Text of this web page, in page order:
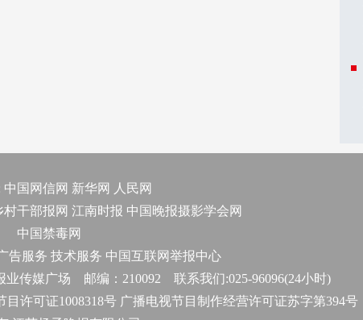
中国网信网 新华网
人民网
村干部报网 江南时报 中国晚报摄影学会网
中国禁毒网
告服务 技术服务 中国互联网举报中心
业传媒广场 邮编：210092 联系我们:025-96096(24小时)
许可证1008318号 广播电视节目制作经营许可证苏字第394号